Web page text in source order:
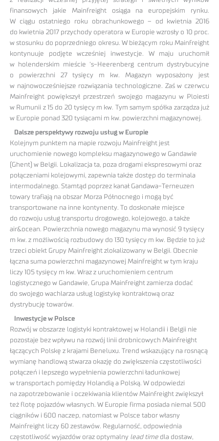
finansowych jakie Mainfreight osiąga na europejskim rynku.
W ciągu ostatniego roku obrachunkowego – od kwietnia 2016
do kwietnia 2017 przychody operatora w Europie wzrosły o 10 proc.
w stosunku do poprzedniego okresu. W bieżącym roku Mainfreight
kontynuuje podjęte wcześniej inwestycje. W maju uruchomił
w holenderskim mieście ‘s-Heerenberg centrum dystrybucyjne
o powierzchni 27 tysięcy m kw. Magazyn wyposażony jest
w najnowocześniejsze rozwiązania technologiczne. Zaś w czerwcu
Mainfreight powiększył przestrzeń swojego magazynu w Ploiesti
w Rumunii z 15 do 20 tysięcy m kw. Tym samym spółka zarządza już
w Europie ponad 320 tysiącami m kw. powierzchni magazynowej.
Dalsze perspektywy rozwoju usług w Europie
Kolejnym punktem na mapie rozwoju Mainfreight jest
uruchomienie nowego kompleksu magazynowego w Gandawie
(Ghent) w Belgii. Lokalizacja ta, poza drogami ekspresowymi oraz
połączeniami kolejowymi, zapewnia także dostęp do terminala
intermodalnego. Stamtąd poprzez kanał Gandawa-Terneuzen
towary trafiają na obszar Morza Północnego i mogą być
transportowane na inne kontynenty. To doskonałe miejsce
do rozwoju usług transportu drogowego, kolejowego, a także
air&ocean. Powierzchnia nowego magazynu ma wynosić 9 tysięcy
m kw. z możliwością rozbudowy do 130 tysięcy m kw. Będzie to już
trzeci obiekt Grupy Mainfreight zlokalizowany w Belgii. Obecnie
łączna suma powierzchni magazynowej Mainfreight w tym kraju
liczy 105 tysięcy m kw. Wraz z uruchomieniem centrum
logistycznego w Gandawie, Grupa Mainfreight zamierza dodać
do swojego wachlarza usług logistykę kontraktową oraz
dystrybucję towarów.
Inwestycje w Polsce
Rozwój w obszarze logistyki kontraktowej w Holandii i Belgii nie
pozostaje bez wpływu na rozwój linii drobnicowych Mainfreight
łączących Polskę z krajami Beneluxu. Trend wskazujący na rosnącą
wymianę handlową stwarza okazję do zwiększenia częstotliwości
połączeń i lepszego wypełnienia powierzchni ładunkowej
w transportach pomiędzy Holandią a Polską. W odpowiedzi
na zapotrzebowanie i oczekiwania klientów Mainfreight zwiększył
też flotę pojazdów własnych. W Europie firma posiada niemal 500
ciągników i 600 naczep, natomiast w Polsce tabor własny
Mainfreight liczy 60 zestawów. Regularność, odpowiednia
częstotliwość wyjazdów oraz optymalny lead time dla dostaw,